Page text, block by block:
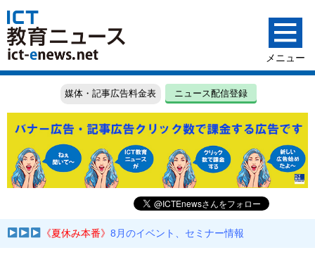
媒体・記事広告料金表 ニュース配信登録
《夏休み本番》8月のイベント、セミナー情報